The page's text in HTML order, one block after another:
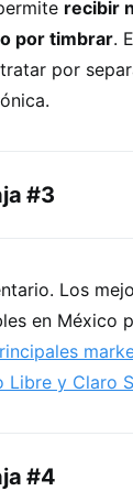
recibir
por timbrar.
por
#3
Los
en México
Libre y Claro
#4